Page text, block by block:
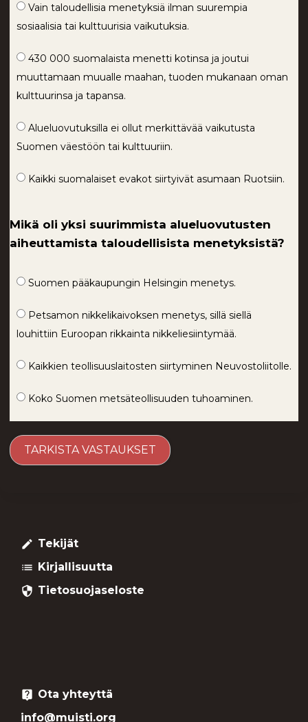
Vain taloudellisia menetyksiä ilman suurempia
sosiaalisia tai kulttuurisia vaikutuksia.
430 000 suomalaista menetti kotinsa ja joutui
muuttamaan muualle maahan, tuoden mukanaan oman
kulttuurinsa ja tapansa.
Alueluovutuksilla ei ollut merkittävää vaikutusta
Suomen väestöön tai kulttuuriin.
Kaikki suomalaiset evakot siirtyivät asumaan Ruotsiin.
Mikä oli yksi suurimmista alueluovutusten
aiheuttamista taloudellisista menetyksistä?
Suomen pääkaupungin Helsingin menetys.
Petsamon nikkelikaivoksen menetys, sillä siellä
louhittiin Euroopan rikkainta nikkeliesiintymää.
Kaikkien teollisuuslaitosten siirtyminen Neuvostoliitolle.
Koko Suomen metsäteollisuuden tuhoaminen.
create Tekijät
list Kirjallisuutta
security Tietosuojaseloste
live_help Ota yhteyttä
info@muisti.org